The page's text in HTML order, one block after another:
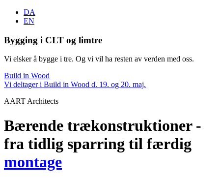
DA
EN
Bygging i CLT og limtre
Vi elsker å bygge i tre. Og vi vil ha resten av verden med oss.
Build in Wood
Vi deltager i Build in Wood d. 19. og 20. maj.
AART Architects
Bærende trækonstruktioner -
fra tidlig sparring til færdig
montage